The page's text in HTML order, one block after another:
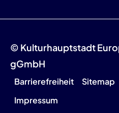
© Kulturhauptstadt
gGmbH
Barrierefreiheit Sitemap
Impressum